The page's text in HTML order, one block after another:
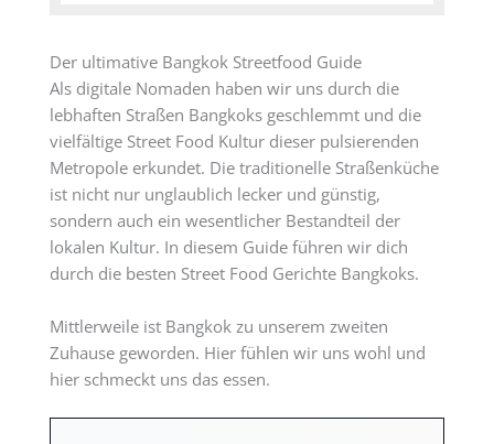
Der ultimative Bangkok Streetfood Guide
Als digitale Nomaden haben wir uns durch die
lebhaften Straßen Bangkoks geschlemmt und die
vielfältige Street Food Kultur dieser pulsierenden
Metropole erkundet. Die traditionelle Straßenküche
ist nicht nur unglaublich lecker und günstig,
sondern auch ein wesentlicher Bestandteil der
lokalen Kultur. In diesem Guide führen wir dich
durch die besten Street Food Gerichte Bangkoks.
Mittlerweile ist Bangkok zu unserem zweiten
Zuhause geworden. Hier fühlen wir uns wohl und
hier schmeckt uns das essen.